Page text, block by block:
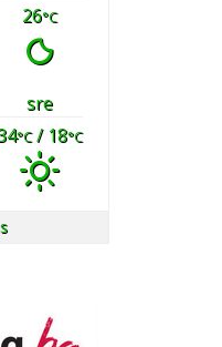
26°C
sre
°C/ 18°C